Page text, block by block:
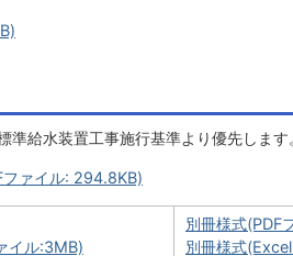
給水装置工事施行基準より優先します
ファイル: 294.8KB)
イル:3MB)
別冊様式(PDF
別冊様式